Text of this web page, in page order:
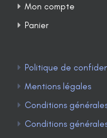
Mon compte
Panier
Politique de
Mentions légales
Conditions
Conditions